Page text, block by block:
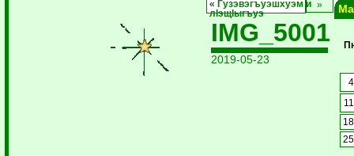
« Гузэвэгъуэшхуэм и
лIэщIыгъуэ
IMG_5001
2019-05-23
4
11
18
25